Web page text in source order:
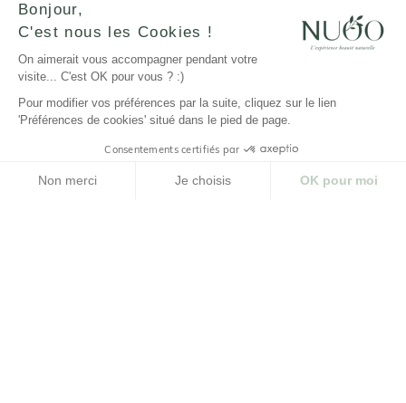
LA MARQUE
NUOO ET VOUS
Bonjour,
C'est nous les Cookies !
On aimerait vous accompagner pendant votre
visite... C'est OK pour vous ? :)
Pour modifier vos préférences par la suite, cliquez sur le lien
'Préférences de cookies' situé dans le pied de page.
Consentements certifiés par
Non merci Je choisis OK pour moi